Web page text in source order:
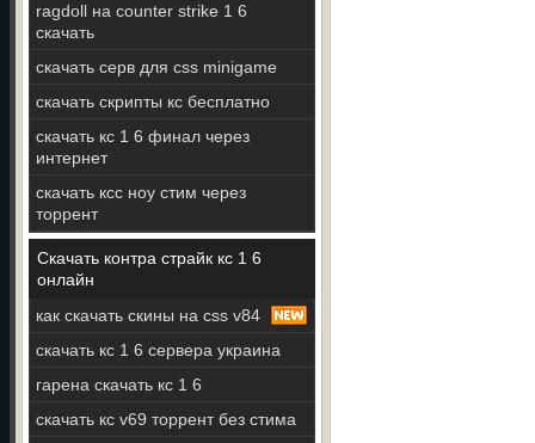
ragdoll на counter strike 1 6
скачать
скачать серв для css minigame
скачать скрипты кс бесплатно
скачать кс 1 6 финал через
интернет
скачать ксс ноу стим через
торрент
Скачать контра страйк кс 1 6
онлайн
как скачать скины на css v84
скачать кс 1 6 сервера украина
гарена скачать кс 1 6
скачать кс v69 торрент без стима